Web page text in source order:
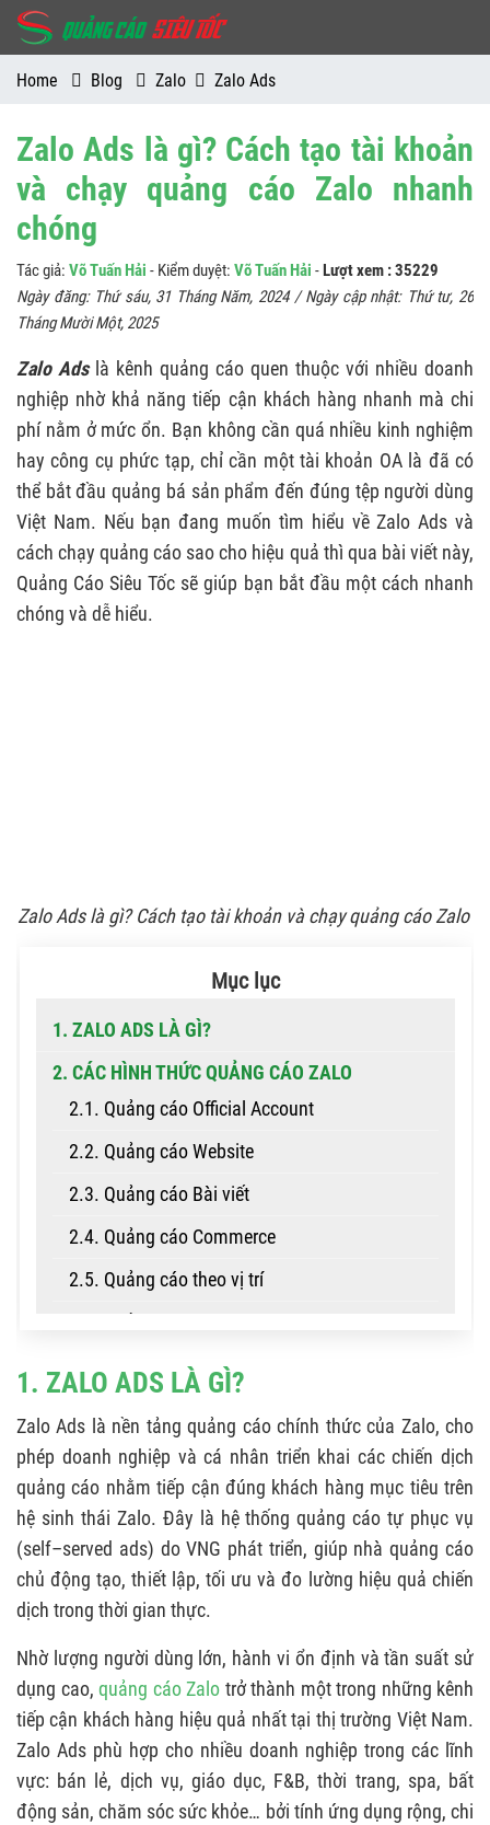
Home Blog Zalo Zalo Ads
Zalo Ads là gì? Cách tạo tài khoản
và chạy quảng cáo Zalo nhanh
chóng
Tác giả: Võ Tuấn Hải - Kiểm duyệt: Võ Tuấn Hải -Lượt xem : 35229
Ngày đăng: Thứ sáu, 31 Tháng Năm, 2024/ Ngày cập nhật: Thứ tư, 26
Tháng Mười Một, 2025
Zalo Adslà kênh quảng cáo quen thuộc với nhiều doanh
nghiệp nhờ khả năng tiếp cận khách hàng nhanh mà chi
phí nằm ở mức ổn. Bạn không cần quá nhiều kinh nghiệm
hay công cụ phức tạp, chỉ cần một tài khoản OA là đã có
thể bắt đầu quảng bá sản phẩm đến đúng tệp người dùng
Việt Nam. Nếu bạn đang muốn tìm hiểu về Zalo Ads và
cách chạy quảng cáo sao cho hiệu quả thì qua bài viết này,
Quảng Cáo Siêu Tốc sẽ giúp bạn bắt đầu một cách nhanh
chóng và dễ hiểu.
Zalo Ads là gì? Cách tạo tài khoản và chạy quảng cáo Zalo
Mục lục
1. ZALO ADS LÀ GÌ?
2. CÁC HÌNH THỨC QUẢNG CÁO ZALO
2.1. Quảng cáo Official Account
2.2. Quảng cáo Website
2.3. Quảng cáo Bài viết
2.4. Quảng cáo Commerce
2.5. Quảng cáo theo vị trí
3. CÁCH TẠO TÀI KHOẢN ZALO ADS
5. CÁCH TỐI ƯU ZALO ADS HIỆU QUẢ
5.1. Tối ưu hình ảnh và nội dung quảng cáo
5.2. Tối ưu đối tượng quảng cáo (Target)
5.3. Tối ưu ngân sách và giá thầu
5.4. Theo dõi các chỉ số quan trọng
5.5. Tối ưu bằng A/B Testing
1. ZALO ADS LÀ GÌ?
Zalo Ads là nền tảng quảng cáo chính thức của Zalo, cho
phép doanh nghiệp và cá nhân triển khai các chiến dịch
quảng cáo nhằm tiếp cận đúng khách hàng mục tiêu trên
hệ sinh thái Zalo. Đây là hệ thống quảng cáo tự phục vụ
(self–served ads) do VNG phát triển, giúp nhà quảng cáo
chủ động tạo, thiết lập, tối ưu và đo lường hiệu quả chiến
dịch trong thời gian thực.
Nhờ lượng người dùng lớn, hành vi ổn định và tần suất sử
dụng cao, quảng cáo Zalo trở thành một trong những kênh
tiếp cận khách hàng hiệu quả nhất tại thị trường Việt Nam.
Zalo Ads phù hợp cho nhiều doanh nghiệp trong các lĩnh
vực: bán lẻ, dịch vụ, giáo dục, F&B, thời trang, spa, bất
động sản, chăm sóc sức khỏe… bởi tính ứng dụng rộng, chi